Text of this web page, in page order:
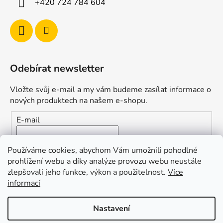
Používáme cookies, abychom Vám umožnili pohodlné
prohlížení webu a díky analýze provozu webu neustále
zlepšovali jeho funkce, výkon a použitelnost. Více
informací
Nastavení
+420 724 784 604
Odebírat newsletter
Vložte svůj e-mail a my vám budeme zasílat informace o
nových produktech na našem e-shopu.
E-mail
Vložením e-mailu souhlasíte s
podmínkami ochrany
osobních údajů
PŘIHLÁSIT SE